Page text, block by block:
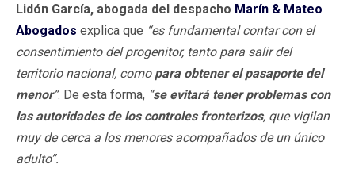
Lidón García, abogada del despacho Marín & Mateo
Abogados explica que “es fundamental contar con el
consentimiento del progenitor, tanto para salir del
territorio nacional, como para obtener el pasaporte del
menor”. De esta forma, “se evitará tener problemas con
las autoridades de los controles fronterizos, que vigilan
muy de cerca a los menores acompañados de un único
adulto”.